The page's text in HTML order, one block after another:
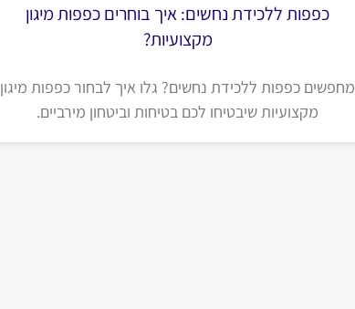
כפפות ללכידת נחשים: איך בוחרים כפפות מיגון
מקצועיות?
מחפשים כפפות ללכידת נחשים? גלו איך לבחור כפפות מיגון
מקצועיות שיבטיחו לכם בטיחות וביטחון מירביים.